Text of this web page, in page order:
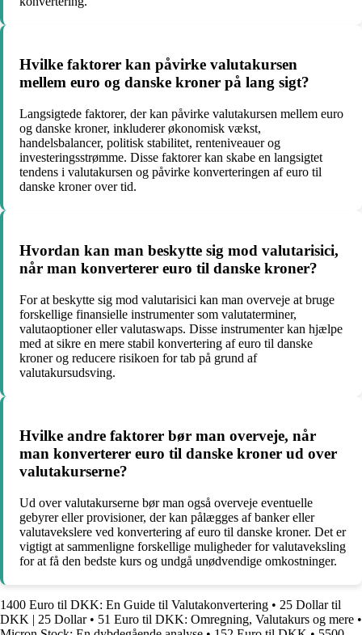
Hvilke faktorer kan påvirke valutakursen
mellem euro og danske kroner på lang sigt?
Langsigtede faktorer, der kan påvirke valutakursen mellem euro
og danske kroner, inkluderer økonomisk vækst,
handelsbalancer, politisk stabilitet, renteniveauer og
investeringsstrømme. Disse faktorer kan skabe en langsigtet
tendens i valutakursen og påvirke konverteringen af euro til
danske kroner over tid.
Hvordan kan man beskytte sig mod valutarisici,
når man konverterer euro til danske kroner?
For at beskytte sig mod valutarisici kan man overveje at bruge
forskellige finansielle instrumenter som valutaterminer,
valutaoptioner eller valutaswaps. Disse instrumenter kan hjælpe
med at sikre en mere stabil konvertering af euro til danske
kroner og reducere risikoen for tab på grund af
valutakursudsving.
Hvilke andre faktorer bør man overveje, når
man konverterer euro til danske kroner ud over
valutakurserne?
Ud over valutakurserne bør man også overveje eventuelle
gebyrer eller provisioner, der kan pålægges af banker eller
valutavekslere ved konvertering af euro til danske kroner. Det er
vigtigt at sammenligne forskellige muligheder for valutaveksling
for at få den bedste kurs og undgå unødvendige omkostninger.
1400 Euro til DKK: En Guide til Valutakonvertering • 25 Dollar til
DKK | 25 Dollar• 51 Euro til DKK: Omregning, Valutakurs og mere •